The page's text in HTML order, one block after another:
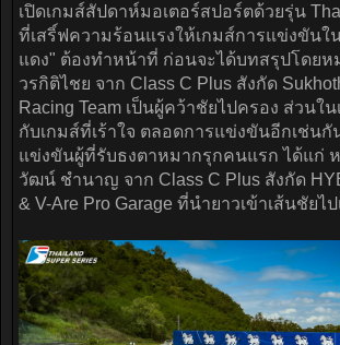
เปิดเกมส์สัปดาห์มอเตอร์สปอร์ตด้วยรุ่น
ที่เสริ์ฟความร้อนแรงให้เกมส์การแข่งขันใ
แดง" ต้องทำหน้าที่ ก่อนจะได้บทสรุปโดยห
วรกิติไชย จาก Class C Plus สังกัด
Racing Team เป็นผู้คว้าชัยไปครอง ส่วนใ
กับเกมส์ที่เร้าใจ ตลอดการแข่งขันอีกเช่นกั
แข่งขันผู้ที่รับธงตาหมากรุกคนแรก ได้แก่
วัฒน์ ชำนาญ จาก Class C Plus สังกัด
& V-Are Pro Garage ที่นำยาวเข้าเส้นชัยไ